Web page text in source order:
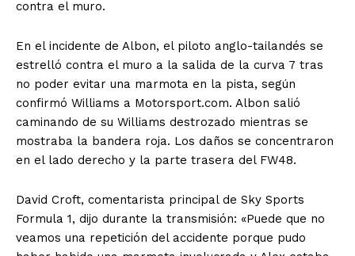
contra el muro.
En el incidente de Albon, el piloto anglo-tailandés se
estrelló contra el muro a la salida de la curva 7 tras
no poder evitar una marmota en la pista, según
confirmó Williams a Motorsport.com. Albon salió
caminando de su Williams destrozado mientras se
mostraba la bandera roja. Los daños se concentraron
en el lado derecho y la parte trasera del FW48.
David Croft, comentarista principal de Sky Sports
Formula 1, dijo durante la transmisión: «Puede que no
veamos una repetición del accidente porque pudo